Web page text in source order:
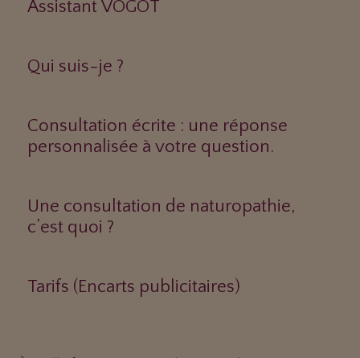
Assistant VOGOT
Qui suis-je ?
Consultation écrite : une réponse
personnalisée à votre question.
Une consultation de naturopathie,
c’est quoi ?
Tarifs (Encarts publicitaires)